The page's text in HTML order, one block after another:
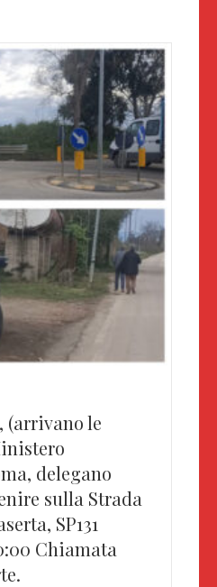
(arrivano le
delegano
sulla Strada
SP131
Chiamata